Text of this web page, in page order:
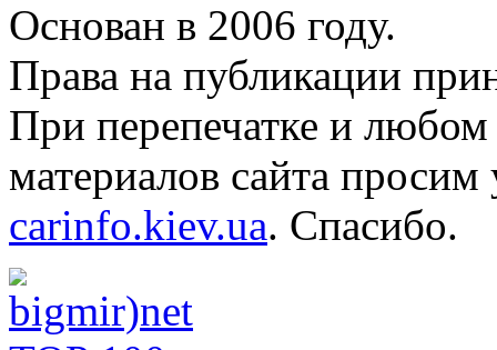
Основан в 2006 году.
Права на публикации
При перепечатке и
материалов сайта просим
carinfo.kiev.ua. Спасибо.